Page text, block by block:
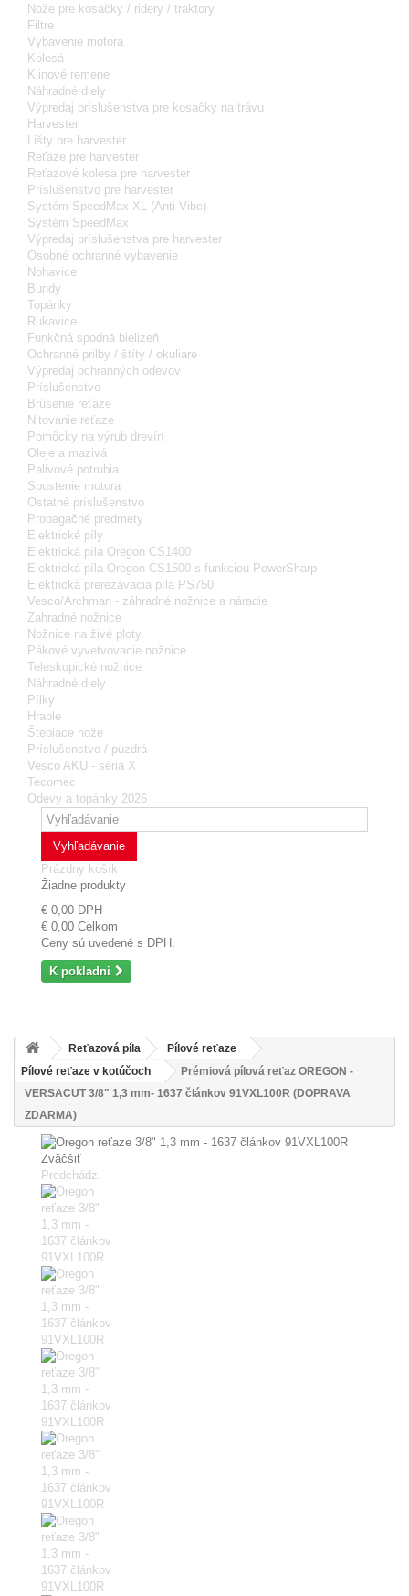
Nože pre kosačky / ridery / traktory
Filtre
Vybavenie motora
Kolesá
Klinové remene
Náhradné diely
Výpredaj príslušenstva pre kosačky na trávu
Harvester
Lišty pre harvester
Reťaze pre harvester
Reťazové kolesa pre harvester
Príslušenstvo pre harvester
Systém SpeedMax XL (Anti-Vibe)
Systém SpeedMax
Výpredaj príslušenstva pre harvester
Osobné ochranné vybavenie
Nohavice
Bundy
Topánky
Rukavice
Funkčná spodná bielizeň
Ochranné prilby / štíty / okuliare
Výpredaj ochranných odevov
Príslušenstvo
Brúsenie reťaze
Nitovanie reťaze
Pomôcky na výrub drevín
Oleje a mazivá
Palivové potrubia
Spustenie motora
Ostatné príslušenstvo
Propagačné predmety
Elektrické píly
Elektrická píla Oregon CS1400
Elektrická píla Oregon CS1500 s funkciou PowerSharp
Elektrická prerezávacia píla PS750
Vesco/Archman - záhradné nožnice a náradie
Zahradné nožnice
Nožnice na živé ploty
Pákové vyvetvovacie nožnice
Teleskopické nožnice
Náhradné diely
Pílky
Hrable
Štepiace nože
Príslušenstvo / puzdrá
Vesco AKU - séria X
Tecomec
Odevy a topánky 2026
Vyhľadávanie
Prázdny košík
Žiadne produkty
€ 0,00 DPH
€ 0,00 Celkom
Ceny sú uvedené s DPH.
K pokladni
Reťazová píla
Pílové reťaze
Pílové reťaze v kotúčoch
Prémiová pílová reťaz OREGON -
VERSACUT 3/8" 1,3 mm- 1637 článkov 91VXL100R (DOPRAVA
ZDARMA)
Zväčšiť
Predchádz.